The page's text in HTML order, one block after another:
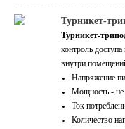
Турникет-
Турникет-
контроль
внутри
Напряжение
Мощность - не
Ток
Количество